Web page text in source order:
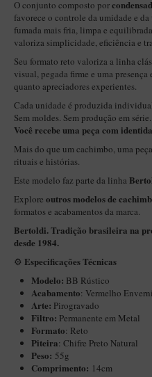
New Rose Polido
Petrus
Piccolo
Premium
Sextavado
Zuccardi
Encerado
Hobby
Speciale
BB Liso e Rústico
Elite Longo
Barolo
CACHIMBOS
Maestro – Briar Italiano
Churchwarden – Briar Italiano
Jateado
O conjunto composto por
favorece o controle da umidade e
fumada mais fria, limpa e
valoriza simplicidade, eficiência e
Seu formato reto valoriza a linha
visual, pegada firme e uma
quanto apreciadores experientes.
Cada unidade é produzida
Sem moldes. Sem produção em série.
Você recebe uma peça com
Mais do que um cachimbo, uma
rituais e histórias.
Este modelo faz parte da linha
Explore outros modelos de
formatos e acabamentos da marca.
Bertoldi. Tradição brasileira na
desde 1984.
⚙️ Especificações Técnicas
Modelo: BB Rústico
Acabamento: Vermelho
Arte: Pirogravado
Filtro: Permanente em Metal
Formato: Reto
Piteira: Chifre Preto Natural
Peso: 55g
Comprimento: 14cm